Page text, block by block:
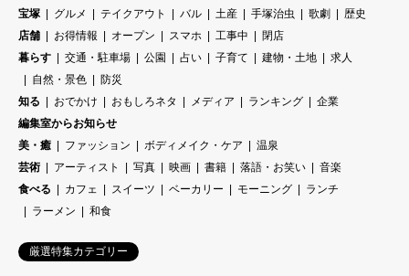
宝塚
グルメ テイクアウト バル 土産 手塚治虫 歌劇
歴史
店舗
お得情報 オープン スマホ 工事中
閉店
暮らす
交通・駐車場 公園 占い 子育て 建物・土地
求人
自然・景色
防災
知る
おでかけ おもしろネタ メディア ランキング
企業
編集室からお知らせ
美・癒
ファッション ボディメイク・ケア
温泉
芸術
アーティスト 写真 映画 書籍 落語・お笑い
音楽
食べる
カフェ スイーツ ベーカリー モーニング
ランチ
ラーメン
和食
厳選特集カテゴリー